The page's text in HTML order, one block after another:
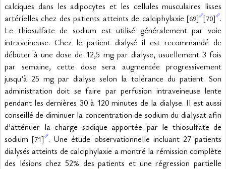
calciques dans les adipocytes et les cellules musculaires lisses
artérielles chez des patients atteints de calciphylaxie [69] [70] .
Le thiosulfate de sodium est utilisé généralement par voie
intraveineuse. Chez le patient dialysé il est recommandé de
débuter à une dose de 12,5 mg par dialyse, usuellement 3 fois
par semaine, cette dose sera augmentée progressivement
jusqu’à 25 mg par dialyse selon la tolérance du patient. Son
administration doit se faire par perfusion intraveineuse lente
pendant les dernières 30 à 120 minutes de la dialyse. Il est aussi
conseillé de diminuer la concentration de sodium du dialysat afin
d’atténuer la charge sodique apportée par le thiosulfate de
sodium [71] . Une étude observationnelle incluant 27 patients
dialysés atteints de calciphylaxie a montré la rémission complète
des lésions chez 52% des patients et une régression partielle